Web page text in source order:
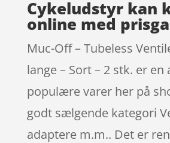
Cykeludstyr kan
online med
Muc-Off – Tubeless
lange – Sort – 2 stk. er en
populære varer her på
godt sælgende kategori
adaptere m.m.. Det er